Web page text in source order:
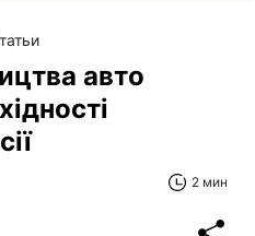
авто
2 мин